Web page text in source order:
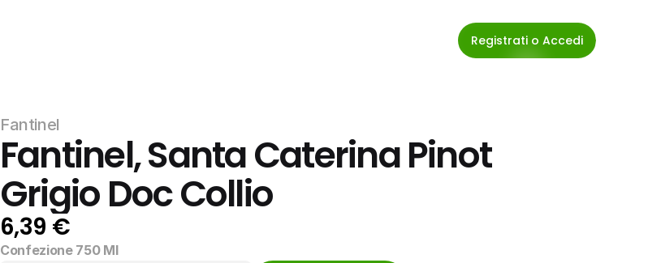
Registrati o Accedi
Fantinel
Fantinel, Santa Caterina Pinot
Grigio Doc Collio
6,39 €
Confezione 750 Ml